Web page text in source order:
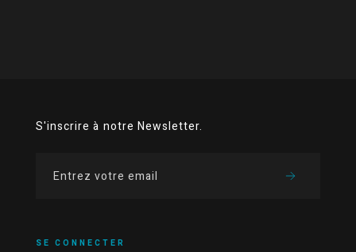
S'inscrire à notre Newsletter.
SE CONNECTER